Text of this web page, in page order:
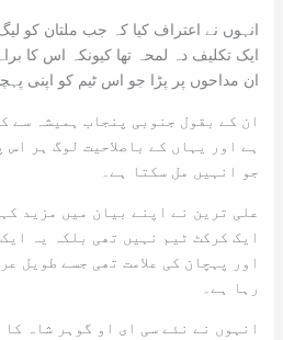
انہوں نے اعتراف کیا کہ جب ملتان کو لیگ
ایک تکلیف دہ لمحہ تھا کیونکہ اس کا
ان مداحوں پر پڑا جو اس ٹیم کو اپنی
ان کے بقول جنوبی پنجاب ہمیشہ سے
ہے اور یہاں کے باصلاحیت لوگ ہر
جو انہیں مل سکتا ہے۔
علی ترین نے اپنے بیان میں مزید
ایک کرکٹ ٹیم نہیں تھی بلکہ یہ
اور پہچان کی علامت تھی جسے طویل
رہا ہے۔
انہوں نے نئے سی ای او گوہر شاہ